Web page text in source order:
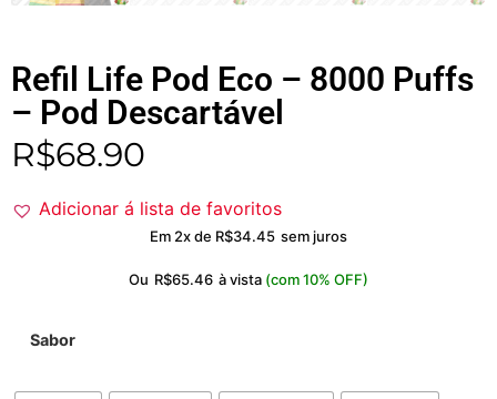
Refil Life Pod Eco – 8000 Puffs
– Pod Descartável
R$68.90
Adicionar á lista de favoritos
Em 2x de R$34.45 sem juros
Ou R$65.46 à vista (com 10% OFF)
Sabor